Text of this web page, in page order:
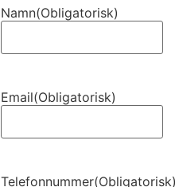
Namn(Obligatorisk)
Email(Obligatorisk)
Telefonnummer(Obligatorisk)